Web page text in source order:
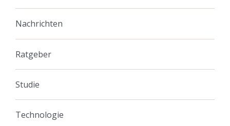
Nachrichten
Ratgeber
Studie
Technologie